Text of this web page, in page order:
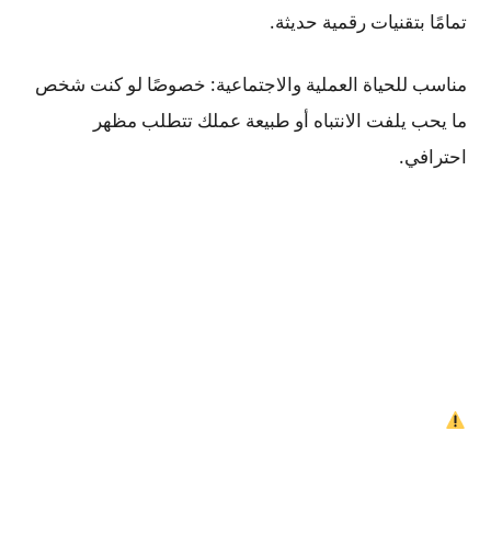
تمامًا بتقنيات رقمية حديثة.
مناسب للحياة العملية والاجتماعية: خصوصًا لو كنت شخص
ما يحب يلفت الانتباه أو طبيعة عملك تتطلب مظهر
احترافي.